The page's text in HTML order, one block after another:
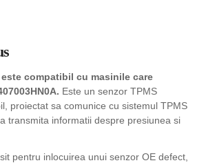
este compatibil cu masinile care
Este un senzor TPMS
proiectat sa comunice cu sistemul TPMS
transmita informatii despre presiunea si
pentru inlocuirea unui senzor OE defect,